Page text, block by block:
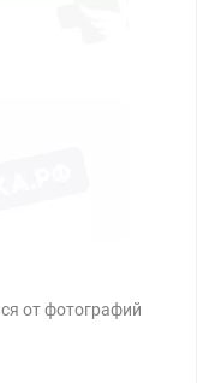
от фотографий